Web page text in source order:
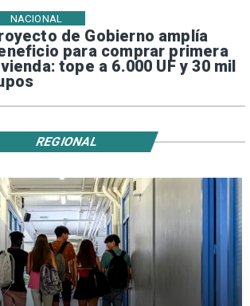
de Gobierno amplía
para comprar primera
tope a 6.000 UF y 30 mil
NACIONAL
REGIONAL